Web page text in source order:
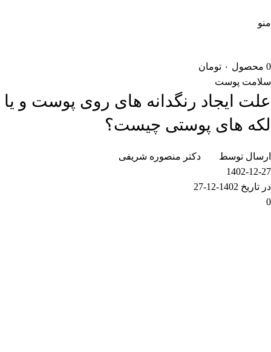
منو
0 محصول ۰ تومان
سلامت پوست
علت ایجاد رنگدانه های روی پوست و یا
لکه های پوستی چیست؟
ارسال توسط
دکتر منصوره شریفی
1402-12-27
در تاریخ 1402-12-27
0